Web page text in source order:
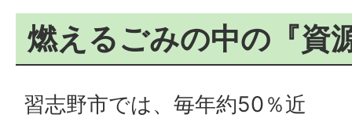
燃えるごみの中の『資
習志野市では、毎年約50％近